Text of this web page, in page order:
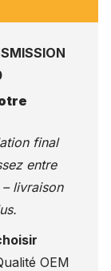
final
entre
livraison
OEM